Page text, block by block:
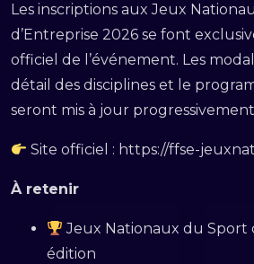
Les inscriptions aux Jeux
d’Entreprise 2026 se font
officiel de l’événement. Les
détail des disciplines et le
seront mis à jour
Site officiel : https://ffse-
À retenir
Jeux Nationaux du Sport
édition